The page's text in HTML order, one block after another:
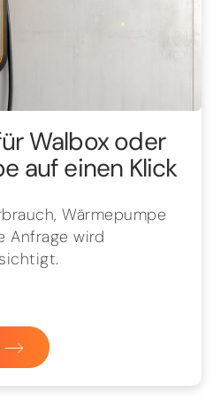
Walbox oder
auf einen Klick
Wärmepumpe
Anfrage wird